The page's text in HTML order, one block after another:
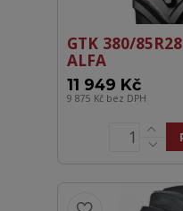
GTK 380/
ALFA
11 949 Kč
9 875 Kč bez DPH